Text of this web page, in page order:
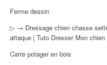
Ferme dessin
▷ → Dressage chien chasse
attaque | Tuto Dresser Mon chien
Carre potager en bois